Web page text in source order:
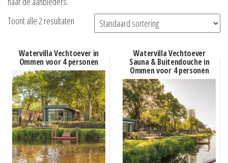
Toont alle 2 resultaten
Watervilla Vechtoever in
Ommen voor 4 personen
Watervilla Vechtoever
Sauna & Buitendouche in
Ommen voor 4 personen